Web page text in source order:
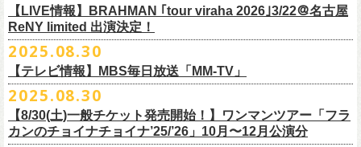
ボディカラー：バニラ, グレイッシュパープル
素材 ： 綿100％
サイズ：160（バニラのみ） / S / M / L / XL / XXL
＜製品サイズ＞
160 ： 身丈62cm / 身幅46cm / 肩幅40cm / 袖丈18cm
S ： 身丈65cm / 身幅49cm / 肩幅42cm / 袖丈19cm
M ： 身丈69cm / 身幅52cm / 肩幅46cm / 袖丈20cm
L ： 身丈73cm / 身幅55cm / 肩幅50cm / 袖丈22cm
2月4日(水) 下北沢シェルター 18:30/19:00
2月14日(土) 大阪バナナホール 16:30/17:00
2月15日(日) 岡山ペパーランド 15:30/16:00
2月21日(土) 別府Copper Ravens 16:30/17:00
2月22日(日) 福岡CB 15:30/16:00
2月24日(火) 豊橋Club KNOT 18:30/19:00
2月28日(土) 新潟GOLDEN PIGGS BLACK 16:30/17:00
3月1日(日) 金沢AZ 15:30/16:00
会場：名古屋DIAMOND HALL
出演：
フラワーカンパニーズ
うつみようこ(vo)
真城めぐみ(vo)
中森泰弘(g)
奥野真哉(key)
クハラカズユキ(dr)
までの全26曲、この10年間でリリースされてきた楽曲を中心としたリア
ルタイム感のあるセットリスト。すべてが「完璧だ！」と感嘆してしま
うような、感動というもののさらに向こう側へ突き抜けていくような、
素晴らしく爽快なライブだった。
ライブの1曲目を飾ったのは、今年リリースの最新アルバム『正しい哺乳
類』収録の“少年卓球”。開演時間が来て、会場の照明が落ちて真っ暗にな
り、照明が点滅しはじめ、野性的なビートが鳴り響く登場SE“Eeyo”が流
れ出した瞬間から異様なほどの高揚感が会場を包み込み、そして竹安堅
【 受付URL 】
https://capitalradioone.jp/SHOP/387158/list.html
【 受付期間 】
◆コンビニ(番号端末式)・銀行ATM・ネットバンキング決済
9月22日(月) 17:00 ～ 9月27日(土) 22:59まで
◆クレジットカード決済
9月22日(月) 17:00 ～ 9月30日(火) 22:59まで
ブ「フラカンの日本武道館 Part2 〜超・今が旬〜」公演当日のオフィシ
ャルグッズエリアにオフィシャルガチャが登場！
様々なアイテムが全16種類。ぜひお楽しみください！
【LIVE情報】BRAHMAN ｢tour viraha 2026｣3/22＠名古屋
ReNY limited 出演決定！
2025.08.30
【テレビ情報】MBS毎日放送「MM-TV」
■9月1日(月)27:20〜MBS毎日放送「MM-TV」
＊グレートマエカワ インタビューOA
※リピート放送；9/4(木)、9/5(金)、9/7(日)
2025.08.30
【8/30(土)一般チケット発売開始！】ワンマンツアー「フラ
カンのチョイナチョイナ’25/’26」10月〜12月公演分